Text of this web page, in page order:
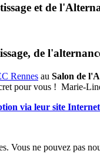
et de
de
Rennes au Salon de
pour vous ! Marie-
via leur site Internet
Vous ne pouvez pas